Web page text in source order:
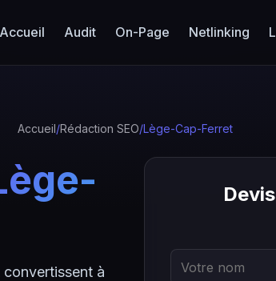
Accueil Audit On-Page Netlinking
Accueil/Rédaction SEO/Lège-Cap-Ferret
à